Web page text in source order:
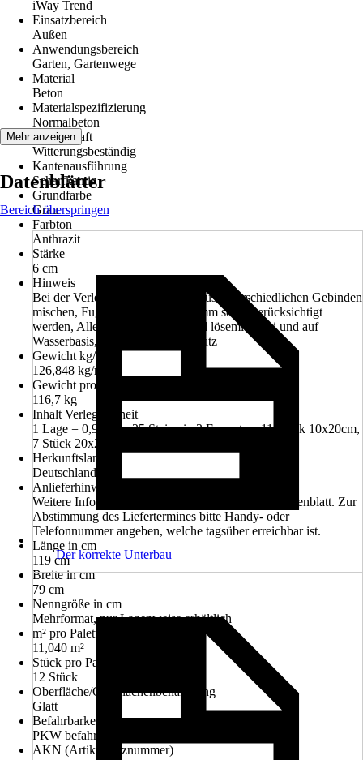
iWay Trend
Einsatzbereich
Außen
Anwendungsbereich
Garten, Gartenwege
Material
Beton
Materialspezifizierung
Normalbeton
Eigenschaft
Witterungsbeständig
Kantenausführung
Scharfkantig
Grundfarbe
Grau
Farbton
Anthrazit
Stärke
6 cm
Hinweis
Bei der Verlegung immer Steine aus unterschiedlichen Gebinden
mischen, Fugenabstand von 3-5 mm sollte berücksichtigt
werden, Alle Beschichtungen sind lösemittelfrei und auf
Wasserbasis, ohne Verschiebeschutz
Gewicht kg/m²
126,848 kg/m²
Gewicht pro Stück
116,7 kg
Inhalt Verlegeeinheit
1 Lage = 0,92m² = 25 Steine in 3 Formaten. 11 Stück 10x20cm,
7 Stück 20x20cm, 7 Stück 30x20cm
Herkunftsland
Deutschland
Anlieferhinweis
Weitere Informationen entnehmen Sie bitte dem Datenblatt. Zur
Abstimmung des Liefertermines bitte Handy- oder
Telefonnummer angeben, welche tagsüber erreichbar ist.
Länge in cm
119 cm
Breite in cm
79 cm
Nenngröße in cm
Mehrformat, nur Lagenweise erhältlich
m² pro Palette
11,040 m²
Stück pro Palette
12 Stück
Oberfläche/Oberflächenbehandlung
Glatt
Befahrbarkeit
PKW befahrbar
AKN (Artikelkurznummer)
Mehr anzeigen
Datenblätter
Bereich überspringen
Der korrekte Unterbau